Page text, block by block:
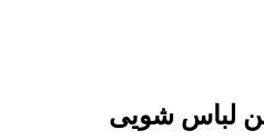
لباس شویی